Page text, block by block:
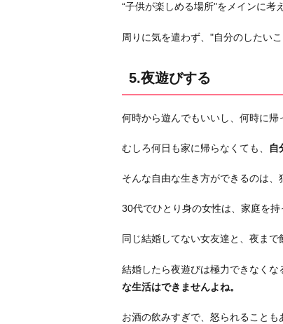
“子供が楽しめる場所"をメインに考
周りに気を遣わず、"自分のしたい
5.夜遊びする
何時から遊んでもいいし、何時に帰
むしろ何日も家に帰らなくても、 自
そんな自由な生き方ができるのは、
30代でひとり身の女性は、家庭を
同じ結婚してない女友達と、夜まで
結婚したら夜遊びは極力できなく
な生活はできませんよね。
お酒の飲みすぎで、怒られること